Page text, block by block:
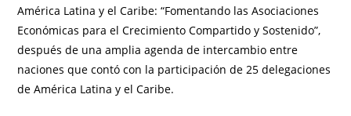
América Latina y el Caribe: “Fomentando las Asociaciones
Económicas para el Crecimiento Compartido y Sostenido”,
después de una amplia agenda de intercambio entre
naciones que contó con la participación de 25 delegaciones
de América Latina y el Caribe.